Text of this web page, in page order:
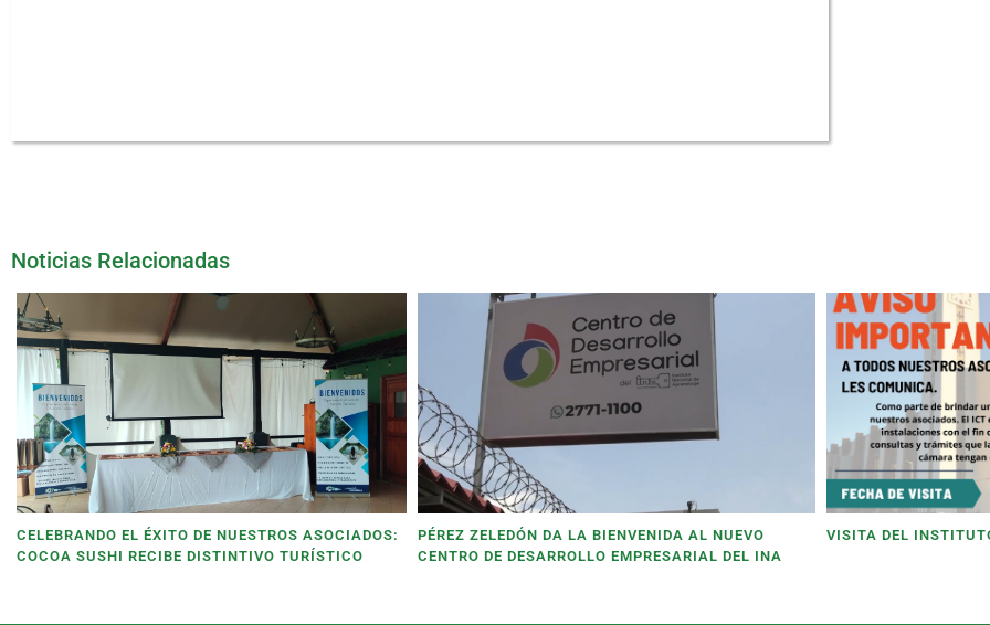
Noticias Relacionadas
CELEBRANDO EL ÉXITO DE NUESTROS ASOCIADOS:
COCOA SUSHI RECIBE DISTINTIVO TURÍSTICO
PÉREZ ZELEDÓN DA LA BIENVENIDA AL NUEVO
CENTRO DE DESARROLLO EMPRESARIAL DEL INA
VISITA DEL